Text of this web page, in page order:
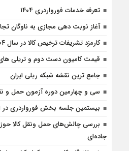
تعرفه خدمات فورواردری ۱۴۰4
آغاز نوبت دهی مجازی به ناوگان
کارمزد تشریفات ترخیص کالا در سال ۱۴۰۴
قیمت کامیون دست دوم و تریلی‌ های
جامع ترین نقشه شبکه ریلی ایران
سی و چهارمین دوره آزمون حمل و
بیستمین جلسه بخش فورواردری در
بررسی چالش‌های حمل ونقل کالا
جاده‌ای